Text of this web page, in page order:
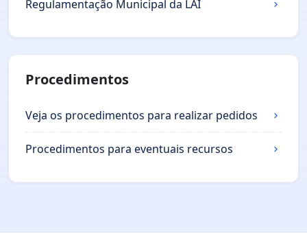
Regulamentação Municipal da LAI
Procedimentos
Veja os procedimentos para realizar pedidos
Procedimentos para eventuais recursos